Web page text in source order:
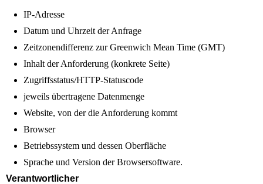
IP-Adresse
Datum und Uhrzeit der Anfrage
Zeitzonendifferenz zur Greenwich Mean Time (GMT)
Inhalt der Anforderung (konkrete Seite)
Zugriffsstatus/HTTP-Statuscode
jeweils übertragene Datenmenge
Website, von der die Anforderung kommt
Browser
Betriebssystem und dessen Oberfläche
Sprache und Version der Browsersoftware.
Verantwortlicher